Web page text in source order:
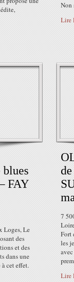
Non
Lire
FAY
Loges, Le
des
et des
dans une
cet effet.
7
Fort
les
Lire